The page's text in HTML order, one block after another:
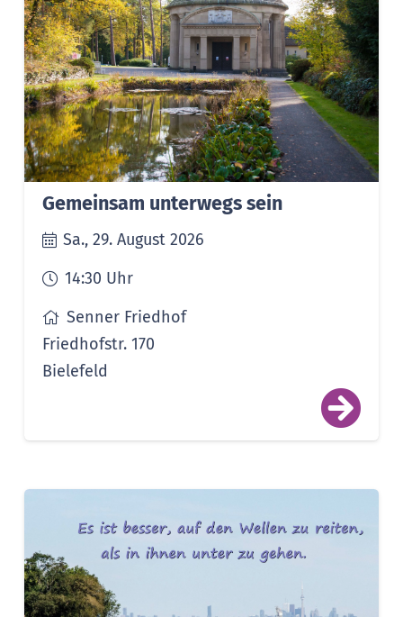
Gemeinsam unterwegs sein
Sa., 29. August 2026
14:30 Uhr
Senner Friedhof
Friedhofstr. 170
Bielefeld